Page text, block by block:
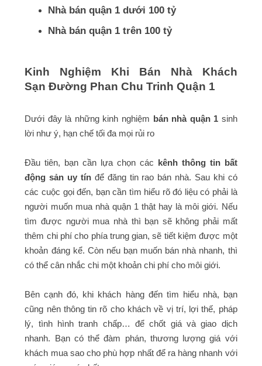
Nhà bán quận 1 dưới 100 tỷ
Nhà bán quận 1 trên 100 tỷ
Kinh Nghiệm Khi Bán Nhà Khách
Sạn Đường Phan Chu Trinh Quận 1
Dưới đây là những kinh nghiệm bán nhà quận 1 sinh
lời như ý, hạn chế tối đa mọi rủi ro
Đầu tiên, bạn cần lựa chọn các
kênh thông tin bất
động sản uy tínđể đăng tin rao bán nhà. Sau khi có
các cuộc gọi đến, bạn cần tìm hiểu rõ đó liệu có phải là
người muốn mua nhà quận 1 thật hay là môi giới. Nếu
tìm được người mua nhà thì bạn sẽ không phải mất
thêm chi phí cho phía trung gian, sẽ tiết kiệm được một
khoản đáng kể. Còn nếu bạn muốn bán nhà nhanh, thì
có thể cân nhắc chi một khoản chi phí cho môi giới.
Bên cạnh đó, khi khách hàng đến tìm hiểu nhà, bạn
cũng nên thông tin rõ cho khách về vị trí, lợi thế, pháp
lý, tình hình tranh chấp… để chốt giá và giao dịch
nhanh. Bạn có thể đàm phán, thương lượng giá với
khách mua sao cho phù hợp nhất để ra hàng nhanh với